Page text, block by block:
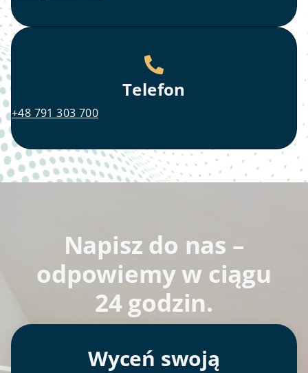
Telefon
+48 791 303 700
Napisz do nas –
odpowiemy w ciągu
24 godzin.
Wyceń swoją